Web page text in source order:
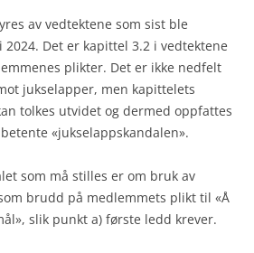
av vedtektene som sist ble
Det er kapittel 3.2 i vedtektene
plikter. Det er ikke nedfelt
jukselapper, men kapittelets
tolkes utvidet og dermed oppfattes
«jukselappskandalen».
som må stilles er om bruk av
brudd på medlemmets plikt til «Å
slik punkt a) første ledd krever.